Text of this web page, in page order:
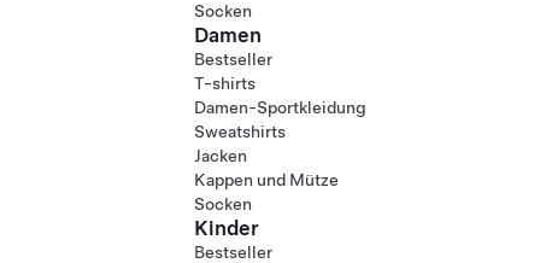
Socken
Damen
Bestseller
T-shirts
Damen-Sportkleidung
Sweatshirts
Jacken
Kappen und Mütze
Socken
Kinder
Bestseller